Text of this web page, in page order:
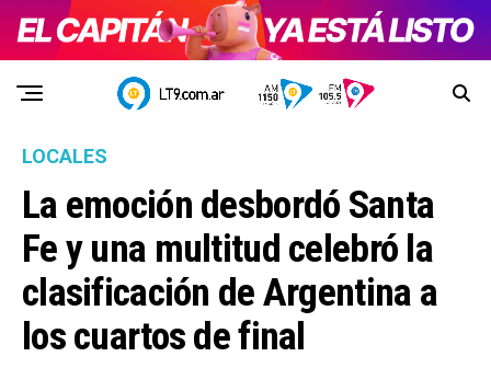
LOCALES
La emoción desbordó Santa
Fe y una multitud celebró la
clasificación de Argentina a
los cuartos de final